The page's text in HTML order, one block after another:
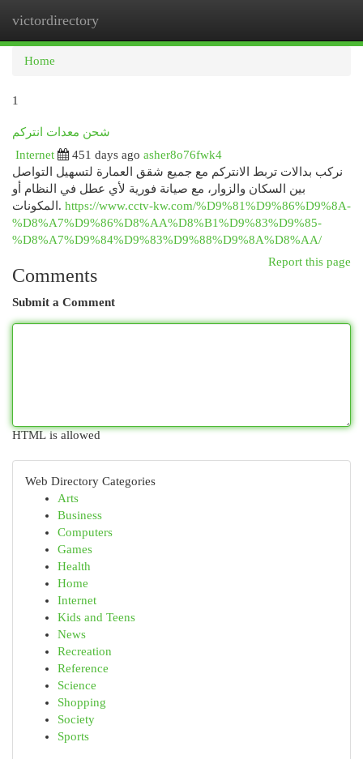
victordirectory
Home
1
شحن معدات انتركم
Internet
451 days ago asher8o76fwk4
نركب بدالات تربط الانتركم مع جميع شقق العمارة لتسهيل التواصل
بين السكان والزوار، مع صيانة فورية لأي عطل في النظام أو
المكونات. https://www.cctv-kw.com/%D9%81%D9%86%D9%8A-
%D8%A7%D9%86%D8%AA%D8%B1%D9%83%D9%85-
%D8%A7%D9%84%D9%83%D9%88%D9%8A%D8%AA/
Report this page
Comments
Submit a Comment
HTML is allowed
Web Directory Categories
Arts
Business
Computers
Games
Health
Home
Internet
Kids and Teens
News
Recreation
Reference
Science
Shopping
Society
Sports